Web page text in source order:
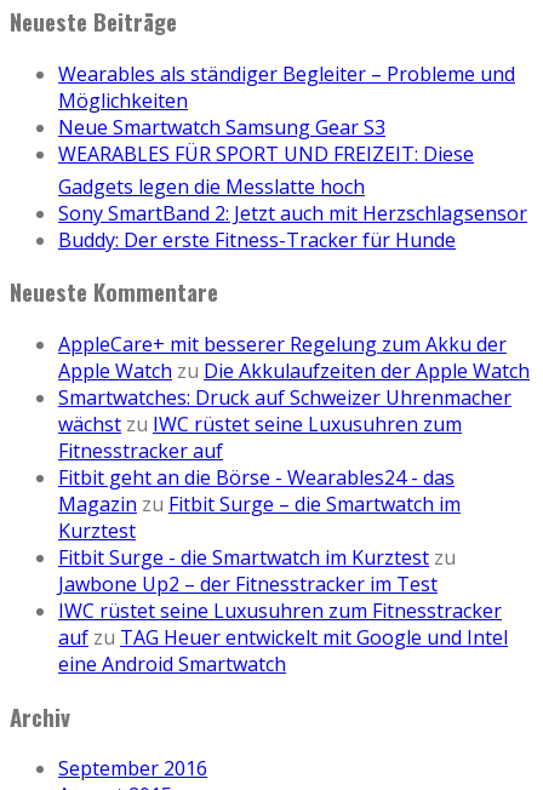
Neueste Beiträge
Wearables als ständiger Begleiter – Probleme und
Möglichkeiten
Neue Smartwatch Samsung Gear S3
WEARABLES FÜR SPORT UND FREIZEIT: Diese
Gadgets legen die Messlatte hoch
Sony SmartBand 2: Jetzt auch mit Herzschlagsensor
Buddy: Der erste Fitness-Tracker für Hunde
Neueste Kommentare
AppleCare+ mit besserer Regelung zum Akku der
Apple Watch zu Die Akkulaufzeiten der Apple Watch
Smartwatches: Druck auf Schweizer Uhrenmacher
wächst zu IWC rüstet seine Luxusuhren zum
Fitnesstracker auf
Fitbit geht an die Börse - Wearables24 - das
Magazin zu Fitbit Surge – die Smartwatch im
Kurztest
Fitbit Surge - die Smartwatch im Kurztest zu
Jawbone Up2 – der Fitnesstracker im Test
IWC rüstet seine Luxusuhren zum Fitnesstracker
auf zu TAG Heuer entwickelt mit Google und Intel
eine Android Smartwatch
Archiv
September 2016